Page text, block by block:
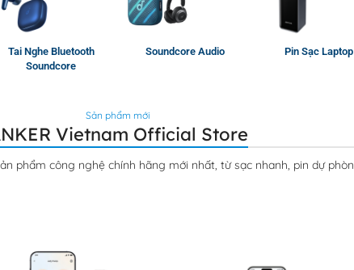
Tai Nghe Bluetooth
Soundcore
Soundcore Audio Pin Sạc Laptop
Sản phẩm mới
Vietnam Official Store
phẩm công nghệ chính hãng mới nhất, từ sạc nhanh, pin dự